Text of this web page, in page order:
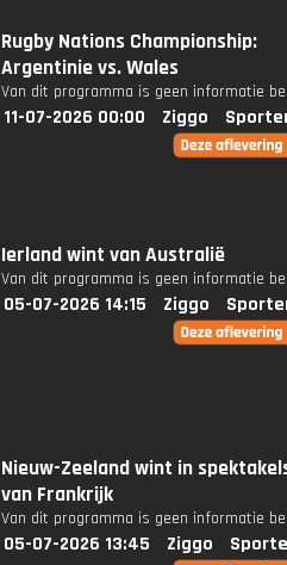
Rugby Nations Championship:
Argentinie vs. Wales
Van dit programma is geen informatie
11-07-2026 00:00 Ziggo
Ierland wint van Australië
Van dit programma is geen informatie
05-07-2026 14:15 Ziggo
Nieuw-Zeeland wint in
van Frankrijk
Van dit programma is geen informatie
05-07-2026 13:45 Ziggo